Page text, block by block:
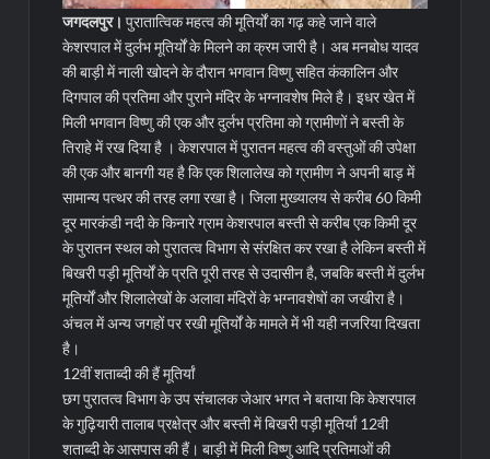
जगदलपुर। पुरातात्विक महत्व की मूतिर्यों का गढ़ कहे जाने वाले
केशरपाल में दुर्लभ मूतिर्यों के मिलने का क्रम जारी है। अब मनबोध यादव
की बाड़ी में नाली खोदने के दौरान भगवान विष्णु सहित कंकालिन और
दिगपाल की प्रतिमा और पुराने मंदिर के भग्नावशेष मिले है। इधर खेत में
मिली भगवान विष्णु की एक और दुर्लभ प्रतिमा को ग्रामीणों ने बस्ती के
तिराहे में रख दिया है । केशरपाल में पुरातन महत्व की वस्तुओं की उपेक्षा
की एक और बानगी यह है कि एक शिलालेख को ग्रामीण ने अपनी बाड़ में
सामान्य पत्थर की तरह लगा रखा है।जिला मुख्यालय से करीब 60 किमी
दूर मारकंडी नदी के किनारे ग्राम केशरपाल बस्ती से करीब एक किमी दूर
के पुरातन स्थल को पुरातत्व विभाग से संरक्षित कर रखा है लेकिन बस्ती में
बिखरी पड़ी मूतिर्यों के प्रति पूरी तरह से उदासीन है, जबकि बस्ती में दुर्लभ
मूतिर्यों और शिलालेखों के अलावा मंदिरों के भग्नावशेषों का जखीरा है।
अंचल में अन्य जगहों पर रखी मूतिर्यों के मामले में भी यही नजरिया दिखता
है।
12वीं शताब्दी की हैं मूतिर्यां
छग पुरातत्व विभाग के उप संचालक जेआर भगत ने बताया कि केशरपाल
के गुढ़ियारी तालाब प्रक्षेत्र और बस्ती में बिखरी पड़ी मूतिर्यां 12वी
शताब्दी के आसपास की हैं। बाड़ी में मिली विष्णु आदि प्रतिमाओं की